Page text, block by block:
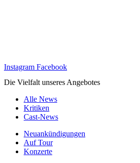
Instagram Facebook
Die Vielfalt unseres Angebotes
Alle News
Kritiken
Cast-News
Neuankündigungen
Auf Tour
Konzerte